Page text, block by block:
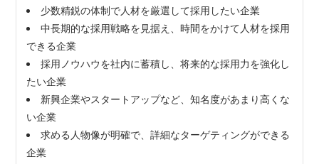
少数精鋭の体制で人材を厳選して採用したい企業
中長期的な採用戦略を見据え、時間をかけて人材を採用
できる企業
採用ノウハウを社内に蓄積し、将来的な採用力を強化し
たい企業
新興企業やスタートアップなど、知名度があまり高くな
い企業
求める人物像が明確で、詳細なターゲティングができる
企業